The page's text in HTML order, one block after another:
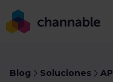
Blog Soluciones